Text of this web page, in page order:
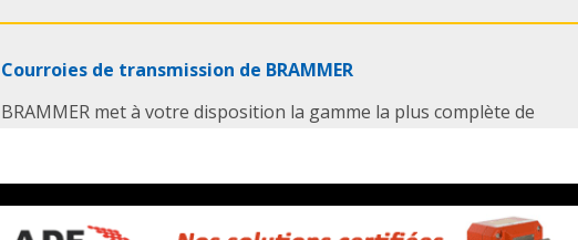
Courroies de transmission de BRAMMER
BRAMMER met à votre disposition la gamme la plus complète de
En savoir plus